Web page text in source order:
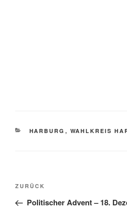
KATEGORIEN
HARBURG , WAHLKREIS
Beitragsnavigation
Vorheriger
Beitrag
ZURÜCK
Politischer Advent – 18.